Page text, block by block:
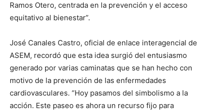
Ramos Otero, centrada en la prevención y el acceso
equitativo al bienestar”.
José Canales Castro, oficial de enlace interagencial de
ASEM, recordó que esta idea surgió del entusiasmo
generado por varias caminatas que se han hecho con
motivo de la prevención de las enfermedades
cardiovasculares. “Hoy pasamos del simbolismo a la
acción. Este paseo es ahora un recurso fijo para